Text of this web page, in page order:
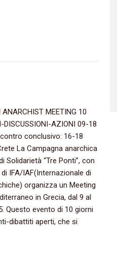
ANARCHIST MEETING 10‭
DISCUSSIONI-AZIONI 09-18‭
conclusivo:‭ ‬16-18‭
La Campagna anarchica
Solidarietà‭ “‬Tre Ponti‭”‬,‭ ‬con
IFA/IAF(Internazionale di
‬organizza un Meeting
in Grecia,‭ ‬dal‭ ‬9‭ ‬al‭
Questo evento di‭ ‬10‭ ‬giorni
dibattiti aperti,‭ ‬che si